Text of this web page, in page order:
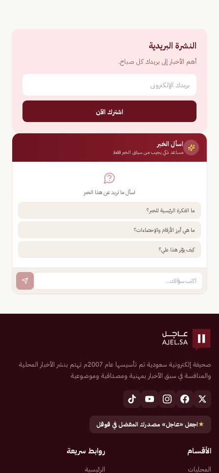
النشرة البريدية
أهم الأخبار إلى بريدك كل صباح.
اشترك الآن
اسأل الخبر
مساعد ذكي يجيب من سياق الخبر فقط
اسأل ما تريد عن هذا الخبر
ما الفكرة الرئيسية للخبر؟
ما هي أبرز الأرقام والإحصاءات؟
كيف يؤثر هذا علي؟
صحيفة إلكترونية سعودية تم تأسيسها عام 2007م تهتم بنشر الأخبار المحلية
والمنافسة في سبق الأخبار بمهنية ومصداقية وموضوعية
★اجعل «عاجل» مصدرك المفضل في قوقل
الأقسام
المحليات
روابط سريعة
الرئيسية